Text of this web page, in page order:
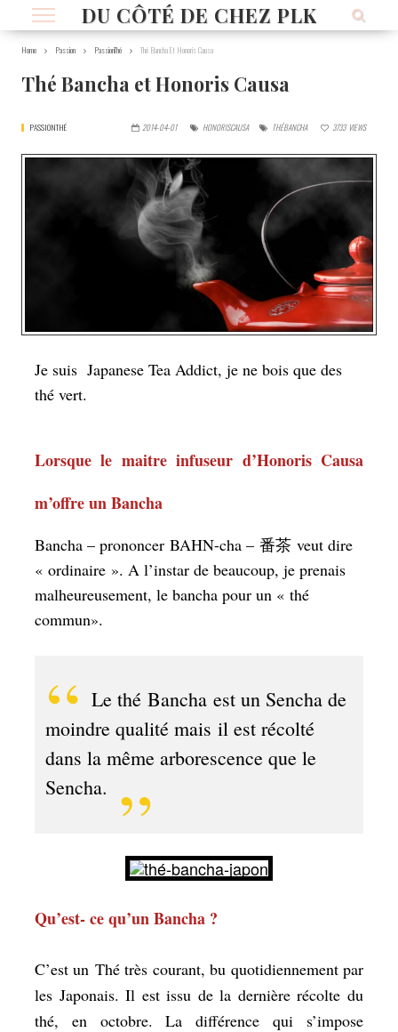
DU CÔTÉ DE CHEZ PLK
Home Passion PassionThé Thé Bancha Et Honoris Causa
Thé Bancha et Honoris Causa
PASSIONTHÉ 2014-04-01 HONORISCAUSA THÉBANCHA 3733 VIEWS
Je suis Japanese Tea Addict, je ne bois que des
thé vert.
Lorsque le maitre infuseur d’Honoris Causa
m’offre un Bancha
Bancha – prononcer BAHN-cha – 番茶 veut dire
« ordinaire ». A l’instar de beaucoup, je prenais
malheureusement, le bancha pour un « thé
commun».
Le thé Bancha est un Sencha de
moindre qualité mais il est récolté
dans la même arborescence que le
Sencha.
Qu’est- ce qu’un Bancha ?
C’est un Thé très courant, bu quotidiennement par
les Japonais. Il est issu de la dernière récolte du
thé, en octobre. La différence qui s’impose